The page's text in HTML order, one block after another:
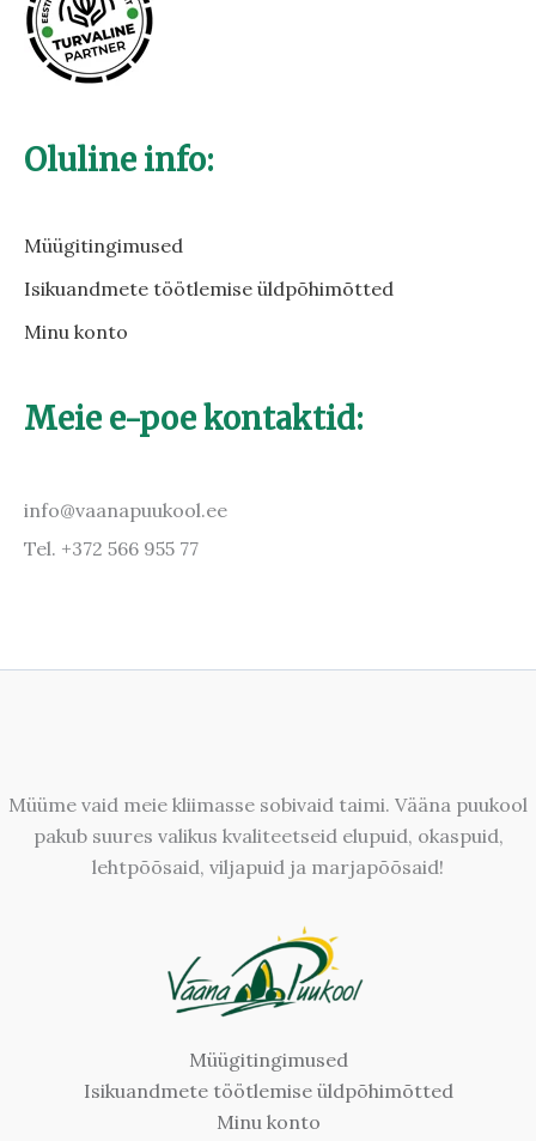
Oluline info:
Müügitingimused
Isikuandmete töötlemise üldpõhimõtted
Minu konto
Meie e-poe kontaktid:
info@vaanapuukool.ee
Tel. +372 566 955 77
Müüme vaid meie kliimasse sobivaid taimi. Vääna puukool
pakub suures valikus kvaliteetseid elupuid, okaspuid,
lehtpõõsaid, viljapuid ja marjapõõsaid!
Müügitingimused
Isikuandmete töötlemise üldpõhimõtted
Minu konto